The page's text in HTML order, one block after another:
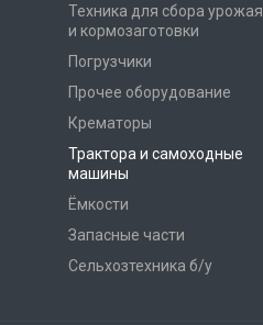
Техника для сбора урожая
и кормозаготовки
Погрузчики
Прочее оборудование
Крематоры
Трактора и самоходные
машины
Ёмкости
Запасные части
Сельхозтехника б/у